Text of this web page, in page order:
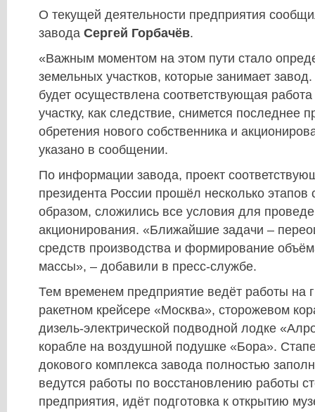
О текущей деятельности предприятия
завода Сергей Горбачёв.
«Важным моментом на этом пути стало
земельных участков, которые занимает
будет осуществлена соответствующая
участку, как следствие, снимется последнее
обретения нового собственника и
указано в сообщении.
По информации завода, проект
президента России прошёл несколько этапов
образом, сложились все условия для
акционирования. «Ближайшие задачи –
средств производства и формирование
массы», – добавили в пресс-службе.
Тем временем предприятие ведёт работы на
ракетном крейсере «Москва», сторожевом
дизель-электрической подводной лодке
корабле на воздушной подушке «Бора».
докового комплекса завода полностью
ведутся работы по восстановлению работы
предприятия, идёт подготовка к открытию